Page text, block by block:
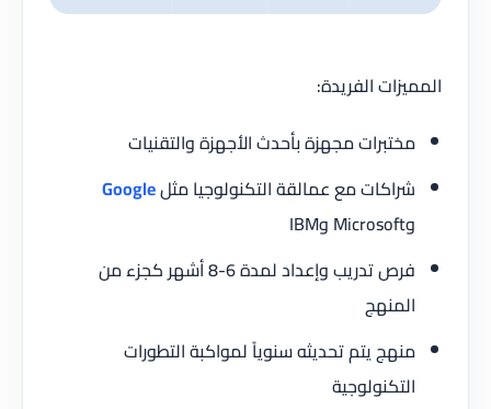
الفريدة:
مجهزة بأحدث الأجهزة والتقنيات
مع عمالقة التكنولوجيا مثلGoogle
فرص تدريب وإعداد لمدة 6-8 أشهر كجزء من
يتم تحديثه سنوياً لمواكبة التطورات